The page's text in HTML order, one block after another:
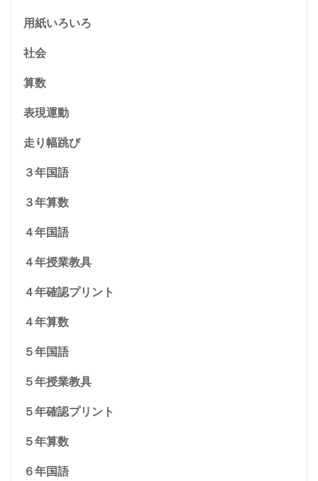
用紙いろいろ
社会
算数
表現運動
走り幅跳び
３年国語
３年算数
４年国語
４年授業教具
４年確認プリント
４年算数
５年国語
５年授業教具
５年確認プリント
５年算数
６年国語